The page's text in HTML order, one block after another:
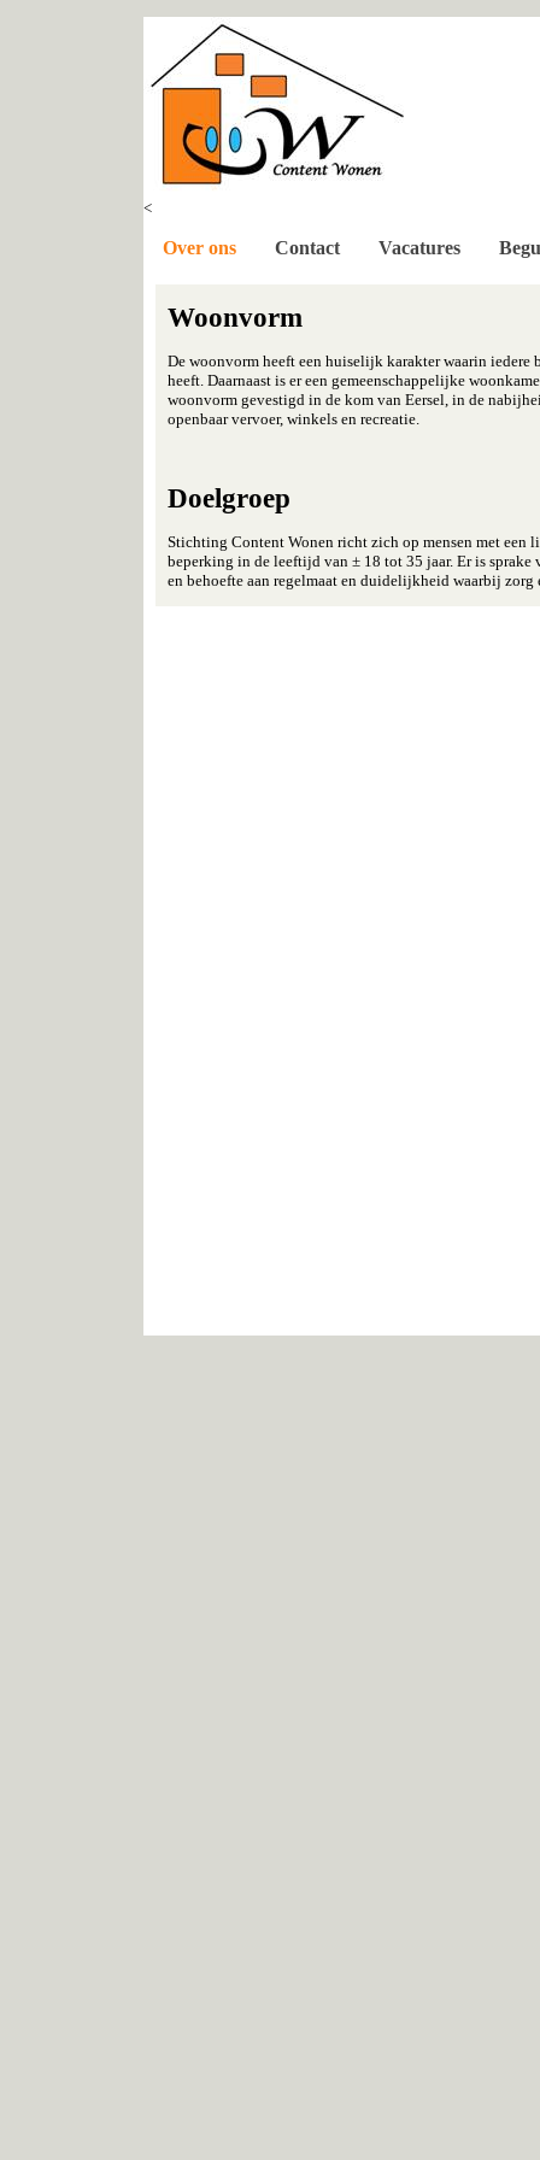
<
Over ons Contact Vacatures
Woonvorm
De woonvorm heeft een huiselijk karakter waarin iedere
heeft. Daarnaast is er een gemeenschappelijke
woonvorm gevestigd in de kom van Eersel, in de
openbaar vervoer, winkels en recreatie.
Doelgroep
Stichting Content Wonen richt zich op mensen met een
beperking in de leeftijd van ± 18 tot 35 jaar. Er is sprake
en behoefte aan regelmaat en duidelijkheid waarbij